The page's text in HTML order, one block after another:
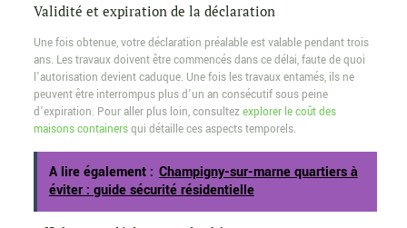
Validité et expiration de la déclaration
Une fois obtenue, votre déclaration préalable est valable pendant trois
ans. Les travaux doivent être commencés dans ce délai, faute de quoi
l’autorisation devient caduque. Une fois les travaux entamés, ils ne
peuvent être interrompus plus d’un an consécutif sous peine
d’expiration. Pour aller plus loin, consultezexplorer le coût des
maisons containersqui détaille ces aspects temporels.
A lire également : Champigny-sur-marne quartiers à
éviter : guide sécurité résidentielle